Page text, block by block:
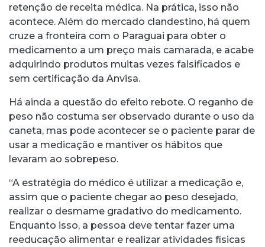
retenção de receita médica. Na prática, isso não
acontece. Além do mercado clandestino, há quem
cruze a fronteira com o Paraguai para obter o
medicamento a um preço mais camarada, e acabe
adquirindo produtos muitas vezes falsificados e
sem certificação da Anvisa.
Há ainda a questão do efeito rebote. O reganho de
peso não costuma ser observado durante o uso da
caneta, mas pode acontecer se o paciente parar de
usar a medicação e mantiver os hábitos que
levaram ao sobrepeso.
“A estratégia do médico é utilizar a medicação e,
assim que o paciente chegar ao peso desejado,
realizar o desmame gradativo do medicamento.
Enquanto isso, a pessoa deve tentar fazer uma
reeducação alimentar e realizar atividades físicas